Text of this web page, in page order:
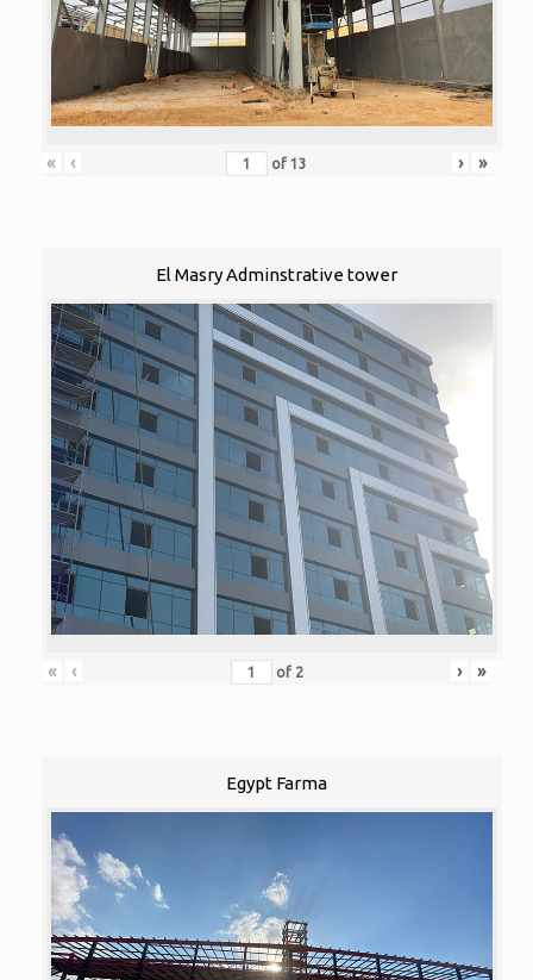
« ‹ of 13 › »
El Masry Adminstrative tower
« ‹ of 2 › »
Egypt Farma